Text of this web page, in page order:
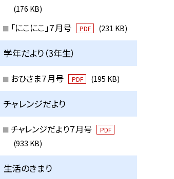
(176 KB)
「にこにこ」７月号 PDF (231 KB)
学年だより（3年生）
おひさま７月号 PDF (195 KB)
チャレンジだより
チャレンジだより７月号 PDF
(933 KB)
生活のきまり